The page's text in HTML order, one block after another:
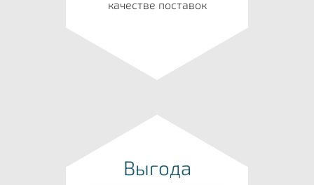
качестве поставок
Выгода